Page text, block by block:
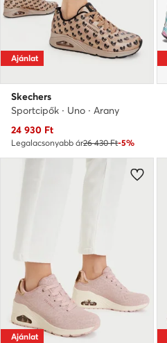
Ajánlat
Skechers
Sportcipők · Uno · Arany
Aktuális ár
24 930 Ft
Legalacsonyabb ár26 430 Ft-5%
Ajánlat